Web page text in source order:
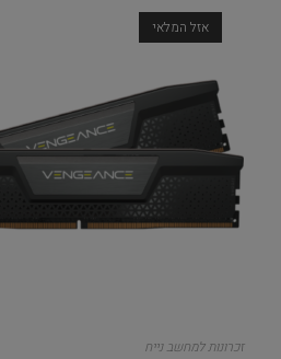
אזל המלאי
זכרונות למחשב נייח